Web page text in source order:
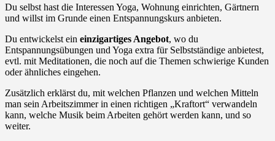
Du selbst hast die Interessen Yoga, Wohnung einrichten, Gärtnern
und willst im Grunde einen Entspannungskurs anbieten.
Du entwickelst ein einzigartiges Angebot, wo du
Entspannungsübungen und Yoga extra für Selbstständige anbietest,
evtl. mit Meditationen, die noch auf die Themen schwierige Kunden
oder ähnliches eingehen.
Zusätzlich erklärst du, mit welchen Pflanzen und welchen Mitteln
man sein Arbeitszimmer in einen richtigen „Kraftort“ verwandeln
kann, welche Musik beim Arbeiten gehört werden kann, und so
weiter.